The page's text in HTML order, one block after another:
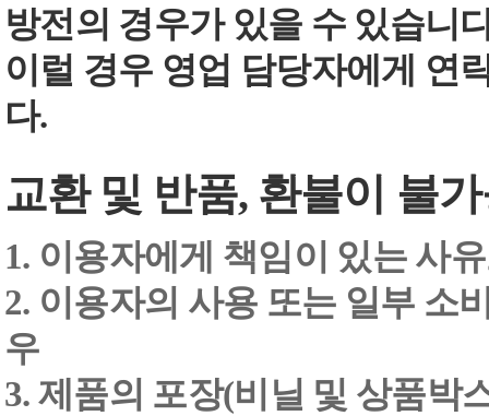
방전의 경우가 있을 수 있습니
이럴 경우 영업 담당자에게 연
다.
교환 및 반품, 환불이 불
1. 이용자에게 책임이 있는 사
2. 이용자의 사용 또는 일부 소
우
3. 제품의 포장(비닐 및 상품박